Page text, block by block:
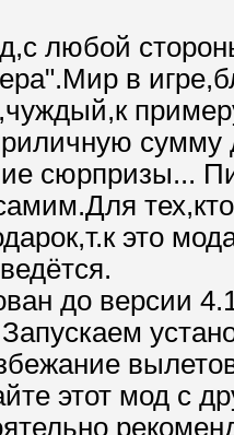
любой
в
сумму
сюрпризы...
это
до версии
вылетов
этот мод с